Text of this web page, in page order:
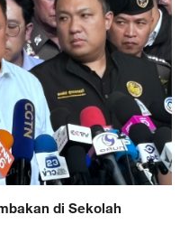
di Sekolah